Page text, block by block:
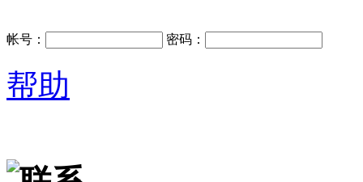
帐号： 密码：
帮助